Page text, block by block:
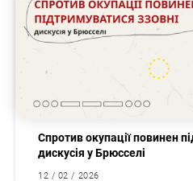
Спротив окупації повинен
дискусія у Брюсселі
12 / 02 / 2026